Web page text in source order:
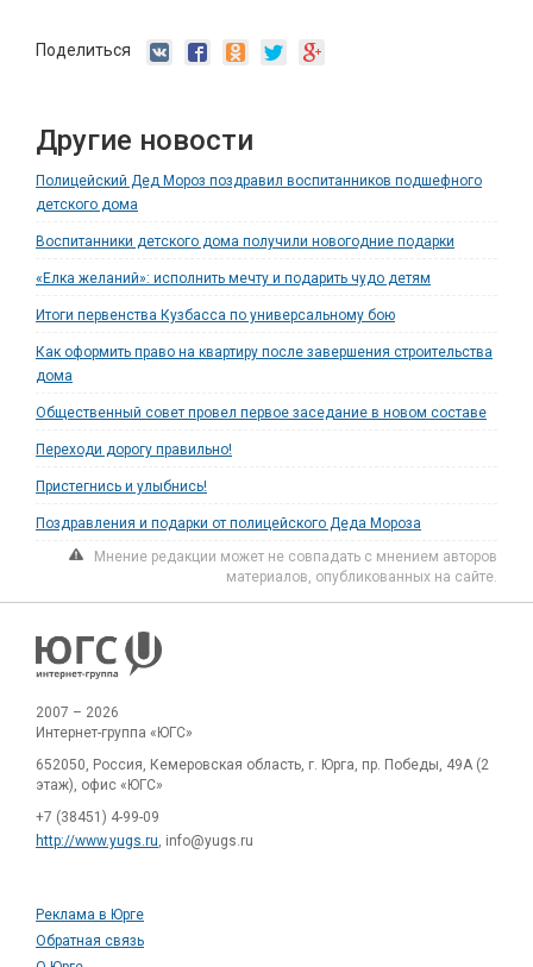
Поделиться
Другие новости
Полицейский Дед Мороз поздравил воспитанников подшефного
детского дома
Воспитанники детского дома получили новогодние подарки
«Елка желаний»: исполнить мечту и подарить чудо детям
Итоги первенства Кузбасса по универсальному бою
Как оформить право на квартиру после завершения строительства
дома
Общественный совет провел первое заседание в новом составе
Переходи дорогу правильно!
Пристегнись и улыбнись!
Поздравления и подарки от полицейского Деда Мороза
Мнение редакции может не совпадать с мнением авторов
материалов, опубликованных на сайте.
2007 – 2026
Интернет-группа «ЮГС»
652050, Россия, Кемеровская область, г. Юрга, пр. Победы, 49А (2
этаж), офис «ЮГС»
+7 (38451) 4-99-09
http://www.yugs.ru , info@yugs.ru
Реклама в Юрге
Обратная связь